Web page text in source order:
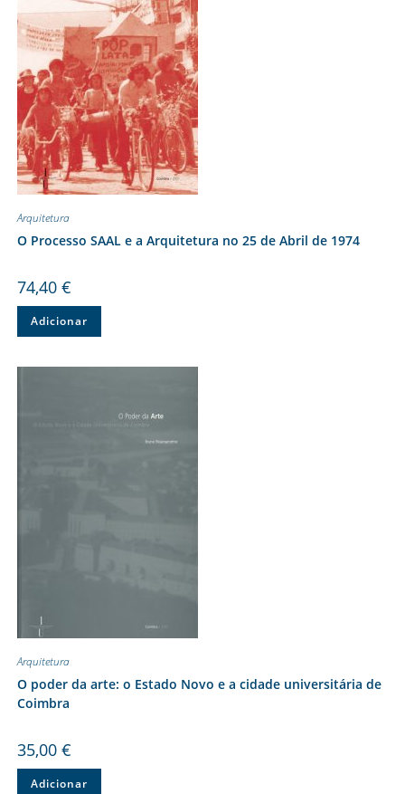
Arquitetura
O Processo SAAL e a Arquitetura no 25 de Abril de 1974
74,40 €
Adicionar
Arquitetura
O poder da arte: o Estado Novo e a cidade universitária de
Coimbra
35,00 €
Adicionar